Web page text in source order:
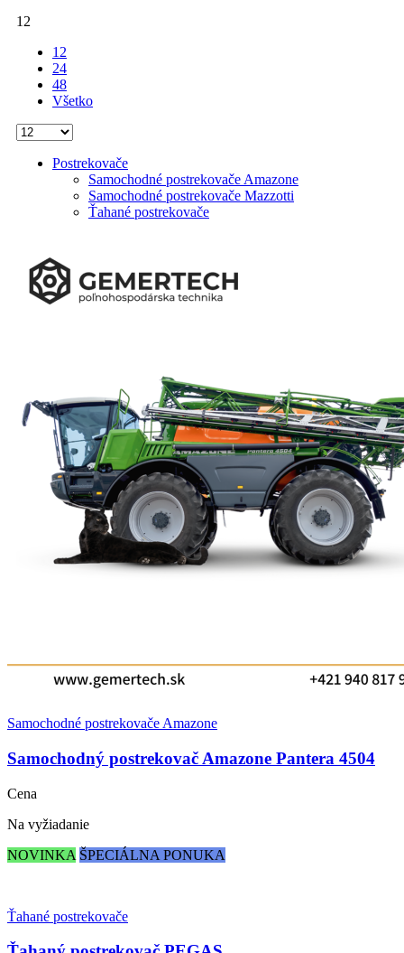
12
12
24
48
Všetko
Postrekovače
Samochodné postrekovače Amazone
Samochodné postrekovače Mazzotti
Ťahané postrekovače
Samochodné postrekovače Amazone
Samochodný postrekovač Amazone Pantera 4504
Cena
Na vyžiadanie
NOVINKA ŠPECIÁLNA PONUKA
Ťahané postrekovače